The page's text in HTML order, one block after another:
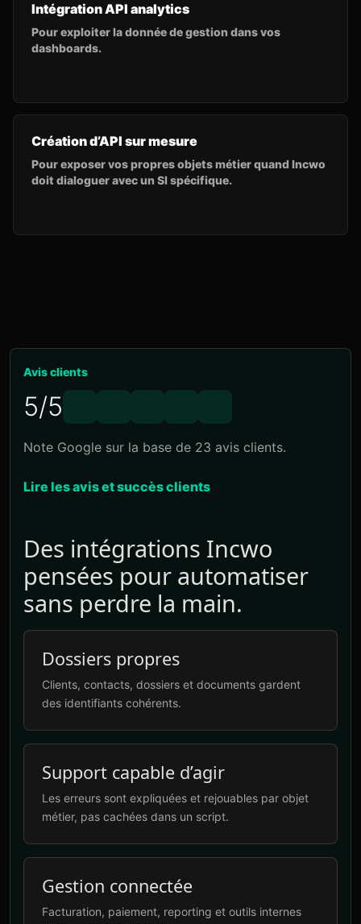
Intégration API analytics
Pour exploiter la donnée de gestion dans vos
dashboards.
Création d’API sur mesure
Pour exposer vos propres objets métier quand Incwo
doit dialoguer avec un SI spécifique.
Avis clients
5/5
Note Google sur la base de 23 avis clients.
Lire les avis et succès clients
Des intégrations Incwo
pensées pour automatiser
sans perdre la main.
Dossiers propres
Clients, contacts, dossiers et documents gardent
des identifiants cohérents.
Support capable d’agir
Les erreurs sont expliquées et rejouables par objet
métier, pas cachées dans un script.
Gestion connectée
Facturation, paiement, reporting et outils internes